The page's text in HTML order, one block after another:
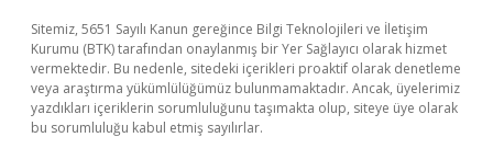
Sitemiz, 5651 Sayılı Kanun gereğince Bilgi Teknolojileri ve İletişim
Kurumu (BTK) tarafından onaylanmış bir Yer Sağlayıcı olarak hizmet
vermektedir. Bu nedenle, sitedeki içerikleri proaktif olarak denetleme
veya araştırma yükümlülüğümüz bulunmamaktadır. Ancak, üyelerimiz
yazdıkları içeriklerin sorumluluğunu taşımakta olup, siteye üye olarak
bu sorumluluğu kabul etmiş sayılırlar.